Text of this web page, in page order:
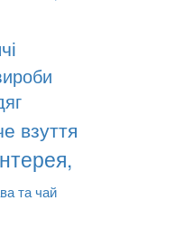
взуття
та чай